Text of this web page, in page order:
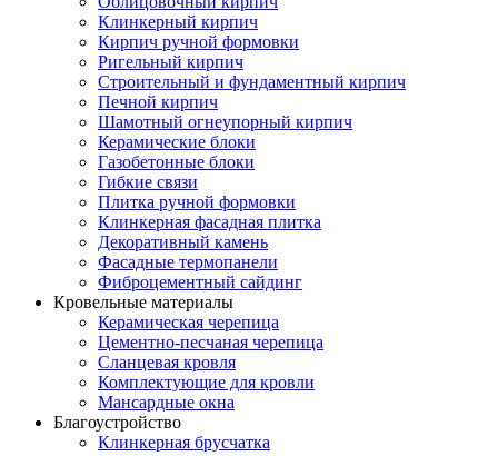
Клинкерный кирпич
Кирпич ручной формовки
Ригельный кирпич
Строительный и фундаментный кирпич
Печной кирпич
Шамотный огнеупорный кирпич
Керамические блоки
Газобетонные блоки
Гибкие связи
Плитка ручной формовки
Клинкерная фасадная плитка
Декоративный камень
Фасадные термопанели
Фиброцементный сайдинг
Кровельные материалы
Керамическая черепица
Цементно-песчаная черепица
Сланцевая кровля
Комплектующие для кровли
Мансардные окна
Благоустройство
Клинкерная брусчатка